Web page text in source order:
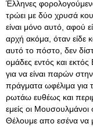
Έλληνες
τρώει με δύο χρυσά
είναι μόνο αυτό, αφού
αρχή ακόμα, όταν είδε
αυτό το πόστο, δεν
ομάδες εντός και
για να είναι παρών
πράγματα ωφέλιμα για
ρωτάω ευθέως και
εμείς οι
Θέλουμε απο εσένα να